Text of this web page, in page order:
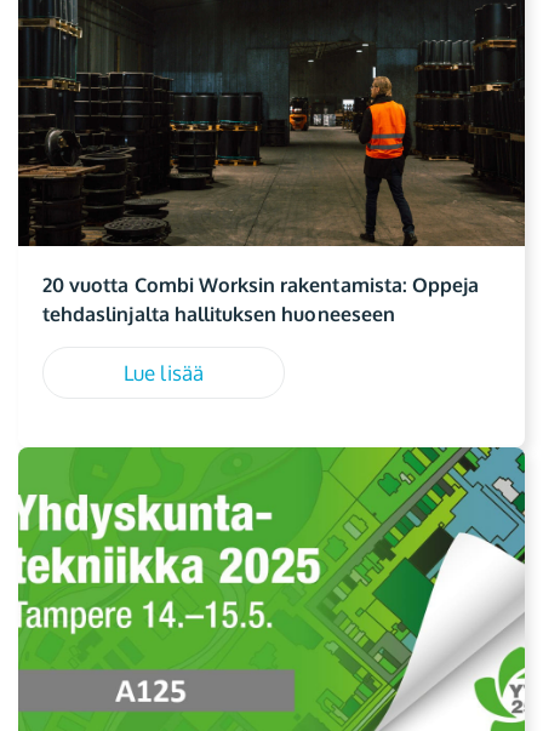
20 vuotta Combi Worksin rakentamista: Oppeja
tehdaslinjalta hallituksen huoneeseen
Lue lisää